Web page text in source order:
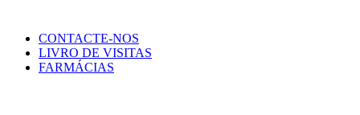
CONTACTE-NOS
LIVRO DE VISITAS
FARMÁCIAS